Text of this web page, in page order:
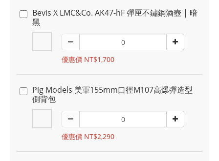
Bevis X LMC&Co. AK47-hF 彈匣不鏽鋼酒壺 | 暗
黑
優惠價 NT$1,700
Pig Models 美軍155mm口徑M107高爆彈造型
側背包
優惠價 NT$2,290